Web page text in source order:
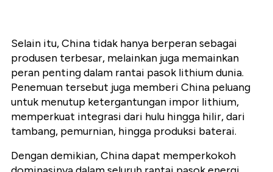
Selain itu, China tidak hanya berperan sebagai
produsen terbesar, melainkan juga memainkan
peran penting dalam rantai pasok lithium dunia.
Penemuan tersebut juga memberi China peluang
untuk menutup ketergantungan impor lithium,
memperkuat integrasi dari hulu hingga hilir, dari
tambang, pemurnian, hingga produksi baterai.
Dengan demikian, China dapat memperkokoh